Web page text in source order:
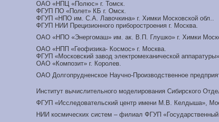
ОАО «НПЦ «Полюс» г. Томск.
ФГУП ПО «Полет» КБ г. Омск.
ФГУП «НПО им. С.А. Лавочкина» г. Химки Московской обл..
ФГУП НИИ Прецизионного приборостроения г. Москва.
ОАО «НПО «Энергомаш» им. ак. В.П. Глушко» г. Химки
ОАО «НПП «Геофизика- Космос» г. Москва.
ФГУП «Московский завод электромеханической
ОАО «Композит» г. Королев.
ОАО Долгопрудненское Научно-Производственное
Институт вычислительного моделирования Сибирского
ФГУП «Исследовательский центр имени М.В. Келдыша»,
НИИ космических систем – филиал ФГУП